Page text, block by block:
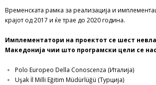
Временската рамка за реализација и
крајот од 2017 и ќе трае до 2020 година.
Имплементатори на проектот се шест
Македонија чии што програмски цели се
Polo Europeo Della Conoscenza (Италија)
Uşak İl Milli Eğitim Müdürlüğü (Турција)